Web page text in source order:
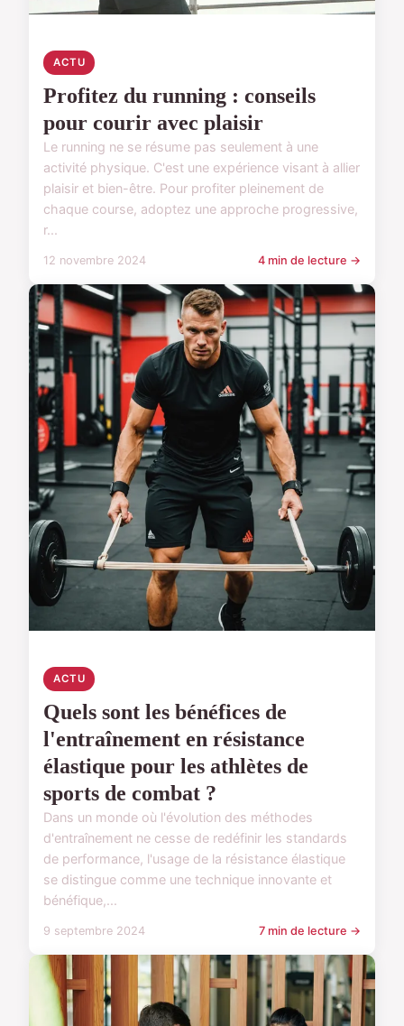
ACTU
Profitez du running : conseils
pour courir avec plaisir
Le running ne se résume pas seulement à une
activité physique. C'est une expérience visant à allier
plaisir et bien-être. Pour profiter pleinement de
chaque course, adoptez une approche progressive,
r...
12 novembre 2024 4 min de lecture →
ACTU
Quels sont les bénéfices de
l'entraînement en résistance
élastique pour les athlètes de
sports de combat ?
Dans un monde où l'évolution des méthodes
d'entraînement ne cesse de redéfinir les standards
de performance, l'usage de la résistance élastique
se distingue comme une technique innovante et
bénéfique,...
9 septembre 2024 7 min de lecture →